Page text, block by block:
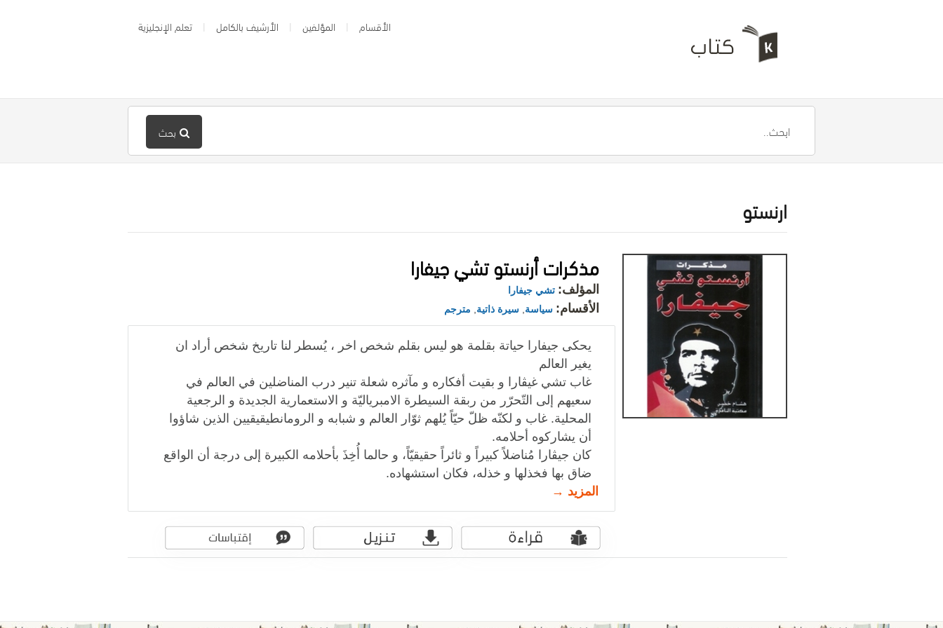
الأقسام المؤلفين الأرشيف بالكامل تعلم الإنجليزية
بحث
ارنستو
مذكرات أرنستو تشي جيفارا
المؤلف: تشي جيفارا
الأقسام: سياسة سيرة ذاتية مترجم
يحكى جيفارا حياتة بقلمة هو ليس بقلم شخص اخر ، يُسطر لنا تاريخ شخص أراد ان
يغير العالم
غاب تشي غيڤارا و بقيت أفكاره و مآثره شعلة تنير درب المناضلين في العالم في
سعيهم إلى التّحرّر من ربقة السيطرة الامبرياليّة و الاستعمارية الجديدة و الرجعية
المحلية. غاب و لكنّه ظلّ حيّاً يُلهم ثوّار العالم و شبابه و الرومانطيقيقيين الذين شاؤوا
أن يشاركوه أحلامه.
كان جيڤارا مُناضلاً كبيراً و ثائراً حقيقيّاً، و حالما أُخِذَ بأحلامه الكبيرة إلى درجة أن الواقع
ضاق بها فخذلها و خذله، فكان استشهاده.
المزيد →